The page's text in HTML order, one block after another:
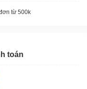
từ 500k
toán